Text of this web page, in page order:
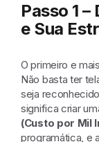
Passo 1
e Sua
O primeiro e
Não basta ter
seja
significa criar
(Custo por Mil
programática, e